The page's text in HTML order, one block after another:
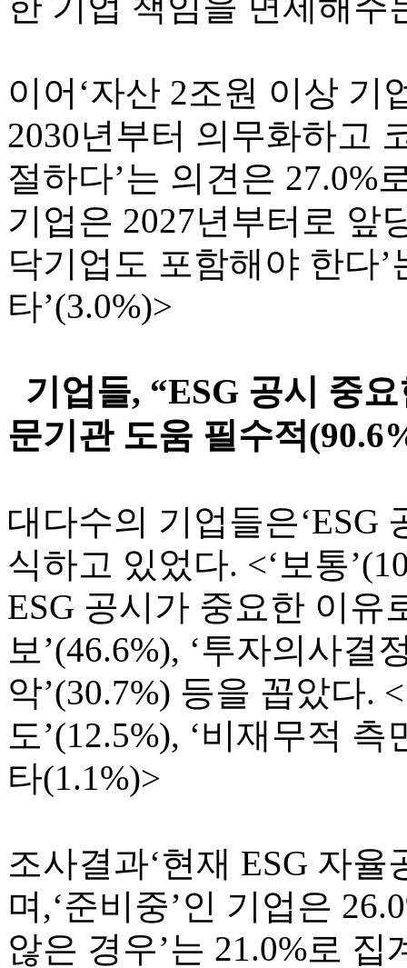
이어‘자산 2조원 이상 기
2030년부터 의무화하고
절하다’는 의견은 27.0%
기업은 2027년부터로 앞
닥기업도 포함해야 한다’
타’(3.0%)>
기업들, “ESG 공시 중
문기관 도움 필수적
대다수의 기업들은‘ESG
식하고 있었다. <‘보통
ESG 공시가 중요한 이유
보’(46.6%), ‘투자의사
악’(30.7%) 등을 꼽았다.
도’(12.5%), ‘비재무적
타(1.1%)>
조사결과‘현재 ESG 자율
며,‘준비중’인 기업은
않은 경우’는 21.0%로